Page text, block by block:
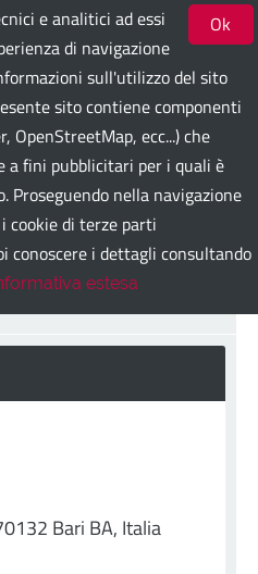
Ok
e analitici ad essi
di navigazione
sull'utilizzo del sito
sito contiene componenti
OpenStreetMap, ecc...) che
a fini pubblicitari per i quali è
Proseguendo nella navigazione
cookie di terze parti
conoscere i dettagli consultando
estesa
Card
FRA RUS
Bari BA, Italia